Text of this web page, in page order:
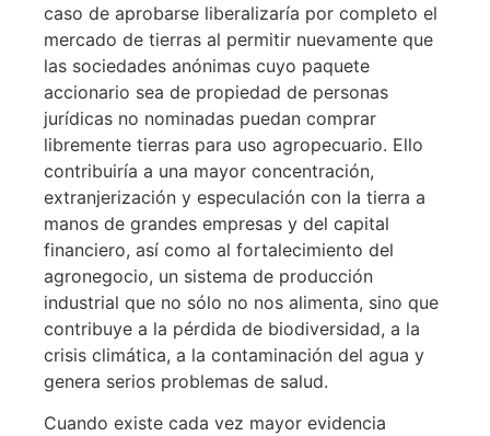
caso de aprobarse liberalizaría por completo el
mercado de tierras al permitir nuevamente que
las sociedades anónimas cuyo paquete
accionario sea de propiedad de personas
jurídicas no nominadas puedan comprar
libremente tierras para uso agropecuario. Ello
contribuiría a una mayor concentración,
extranjerización y especulación con la tierra a
manos de grandes empresas y del capital
financiero, así como al fortalecimiento del
agronegocio, un sistema de producción
industrial que no sólo no nos alimenta, sino que
contribuye a la pérdida de biodiversidad, a la
crisis climática, a la contaminación del agua y
genera serios problemas de salud.
Cuando existe cada vez mayor evidencia